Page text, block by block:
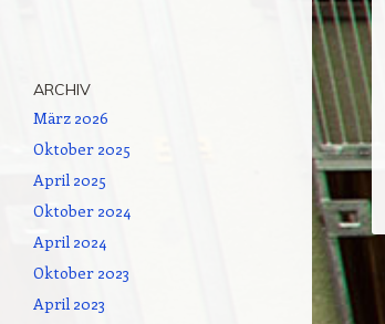
ARCHIV
März 2026
Oktober 2025
April 2025
Oktober 2024
April 2024
Oktober 2023
April 2023